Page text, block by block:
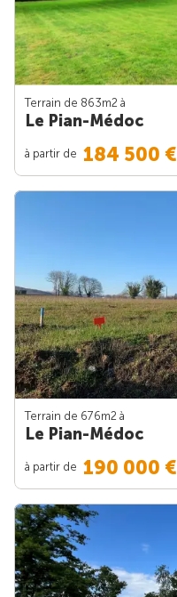
Terrain de 863m2 à
Le Pian-Médoc
à partir de 184 500 €
Terrain de 676m2 à
Le Pian-Médoc
à partir de 190 000 €